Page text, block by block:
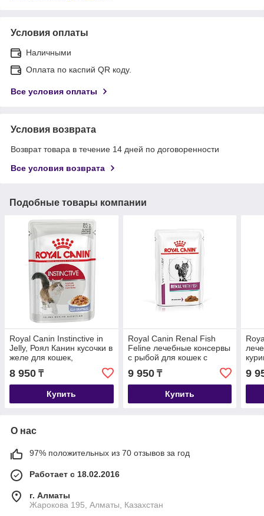
Условия оплаты
Наличными
Оплата по каспий QR коду.
Все условия оплаты
Условия возврата
Возврат товара в течение 14 дней по договоренности
Все условия возврата
Подобные товары компании
Royal Canin Instinctive in
Jelly, Роял Канин кусочки в
желе для кошек,
профилактика МКБ,
уп.12*85 гр
8 950 ₸
Купить
Royal Canin Renal Fish
Feline лечебные консервы
с рыбой для кошек с
почечной
недостаточностью,уп.12*85г
9 950₸
Купить
9
О нас
97% положительных из 70 отзывов за год
Работает с 18.02.2016
г. Алматы
Жарокова 195, Алматы, Казахстан